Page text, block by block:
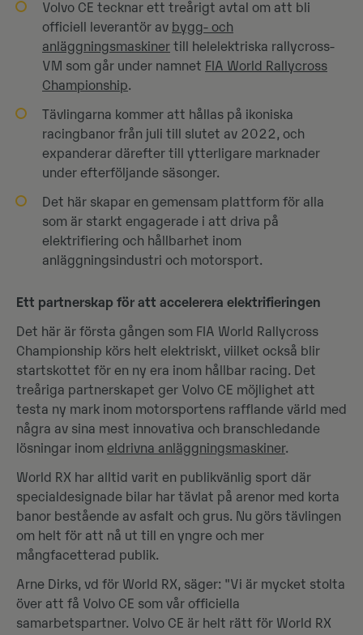
Volvo CE tecknar ett treårigt avtal om att bli
officiell leverantör av bygg- och
anläggningsmaskiner till helelektriska rallycross-
VM som går under namnet FIA World Rallycross
Championship.
Tävlingarna kommer att hållas på ikoniska
racingbanor från juli till slutet av 2022, och
expanderar därefter till ytterligare marknader
under efterföljande säsonger.
Det här skapar en gemensam plattform för alla
som är starkt engagerade i att driva på
elektrifiering och hållbarhet inom
anläggningsindustri och motorsport.
Ett partnerskap för att accelerera elektrifieringen
Det här är första gången som FIA World Rallycross
Championship körs helt elektriskt, viilket också blir
startskottet för en ny era inom hållbar racing. Det
treåriga partnerskapet ger Volvo CE möjlighet att
testa ny mark inom motorsportens rafflande värld med
några av sina mest innovativa och branschledande
lösningar inom eldrivna anläggningsmaskiner.
World RX har alltid varit en publikvänlig sport där
specialdesignade bilar har tävlat på arenor med korta
banor bestående av asfalt och grus. Nu görs tävlingen
om helt för att nå ut till en yngre och mer
mångfacetterad publik.
Arne Dirks, vd för World RX, säger: "Vi är mycket stolta
över att få Volvo CE som vår officiella
samarbetspartner. Volvo CE är helt rätt för World RX